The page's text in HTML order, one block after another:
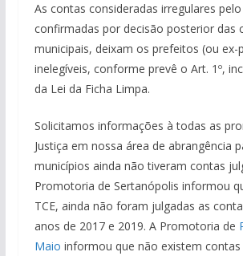
As contas consideradas irregulares pelo
confirmadas por decisão posterior das
municipais, deixam os prefeitos (ou ex-
inelegíveis, conforme prevê o Art. 1º,
da Lei da Ficha Limpa.
Solicitamos informações à todas as
Justiça em nossa área de abrangência
municípios ainda não tiveram contas
Promotoria de Sertanópolis informou
TCE, ainda não foram julgadas as
anos de 2017 e 2019. A Promotoria de
Maio informou que não existem contas